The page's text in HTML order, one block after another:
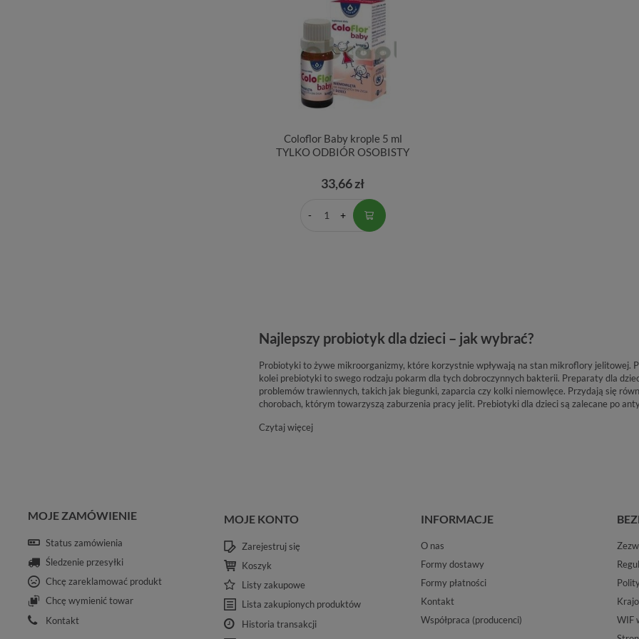
Coloflor Baby krople 5 ml
TYLKO ODBIÓR OSOBISTY
33,66 zł
Najlepszy probiotyk dla dzieci – jak wybrać?
Probiotyki to żywe mikroorganizmy, które korzystnie wpływają na stan mikroflory jelitowej.
kolei prebiotyki to swego rodzaju pokarm dla tych dobroczynnych bakterii. Preparaty dla
problemów trawiennych, takich jak biegunki, zaparcia czy kolki niemowlęce. Przydają się
chorobach, którym towarzyszą zaburzenia pracy jelit. Prebiotyki dla dzieci są zalecane po
Czytaj więcej
MOJE ZAMÓWIENIE
Status zamówienia
Śledzenie przesyłki
Chcę zareklamować produkt
Chcę wymienić towar
Kontakt
MOJE KONTO
Zarejestruj się
Koszyk
Listy zakupowe
Lista zakupionych produktów
Historia transakcji
INFORMACJE
O nas
Formy dostawy
Formy płatności
Kontakt
Współpraca (producenci)
WIF